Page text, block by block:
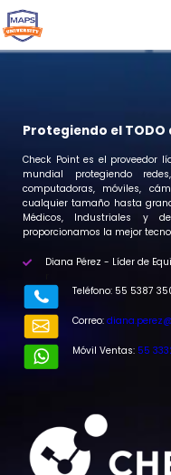
Protegiendo el
Check Point es el proveedor
mundial protegiendo
computadoras, móviles,
cualquier tamaño hasta
Médicos, Industriales y
proporcionamos la mejor
Diana Pérez - Líder de
Teléfono: 55 5387
Correo:
Móvil Ventas: 55